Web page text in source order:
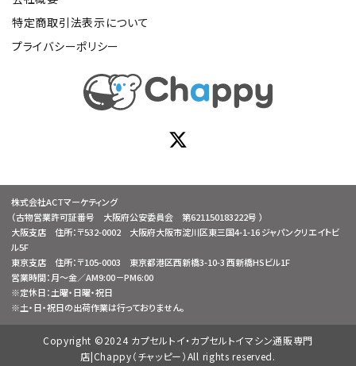
特定商取引法表示について
プライバシーポリシー
株式会社ACTマーケティング
（古物営業許可証番号 大阪府公安委員会 第621150183222号 ）
大阪支店 住所：〒532-0002 大阪府大阪市淀川区東三国4-1-16 ジャパンクリエイトビ
ル5F
東京支店 住所：〒105-0003 東京都港区西新橋3-10-3 西新橋HSビル1F
営業時間：月～金／AM9:00－PM6:00
※定休日：土曜・日曜・祝日
※土・日・祝日の出荷作業は行っておりません。
Copyright ©2024 カプセルトイ・カプセルトイマシン通販専門
店|Chappy（チャッピー）All rights reserved.